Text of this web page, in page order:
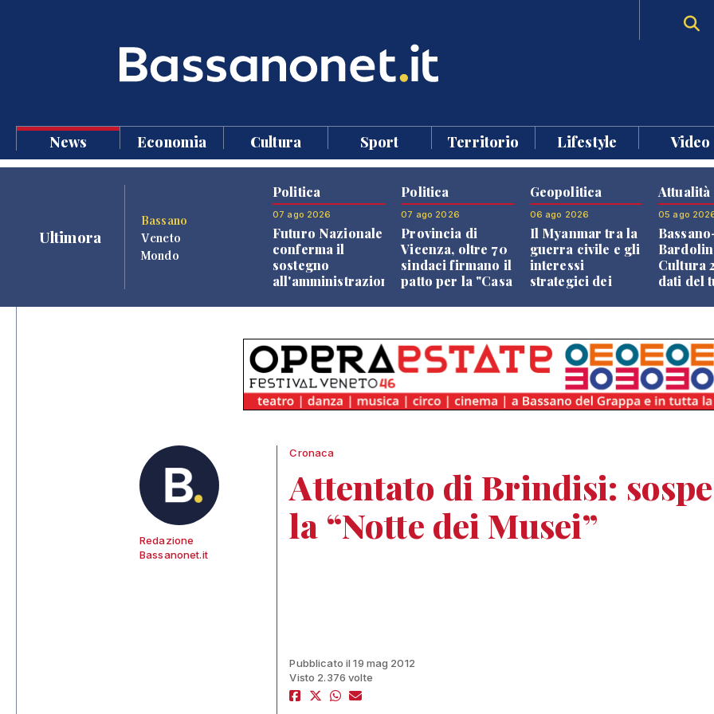
News Economia Cultura Sport Territorio Lifestyle Video
Ultimora
Bassano
Veneto
Mondo
Politica
07 ago 2026
Futuro Nazionale
conferma il
sostegno
all'amministrazione
Politica
07 ago 2026
Provincia di
Vicenza, oltre 70
sindaci firmano il
patto per la "Casa
Geopolitica
06 ago 2026
Il Myanmar tra la
guerra civile e gli
interessi
strategici dei
Attualità
05 ago
Cultura
dati del
Redazione
Bassanonet.it
Cronaca
Attentato di Brindisi:
la “Notte dei Musei”
Pubblicato il 19 mag 2012
Visto 2.376 volte